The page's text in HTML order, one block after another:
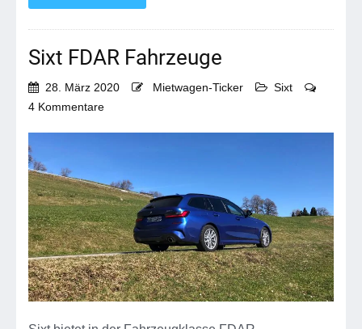
Sixt FDAR Fahrzeuge
28. März 2020 Mietwagen-Ticker
Sixt
4 Kommentare